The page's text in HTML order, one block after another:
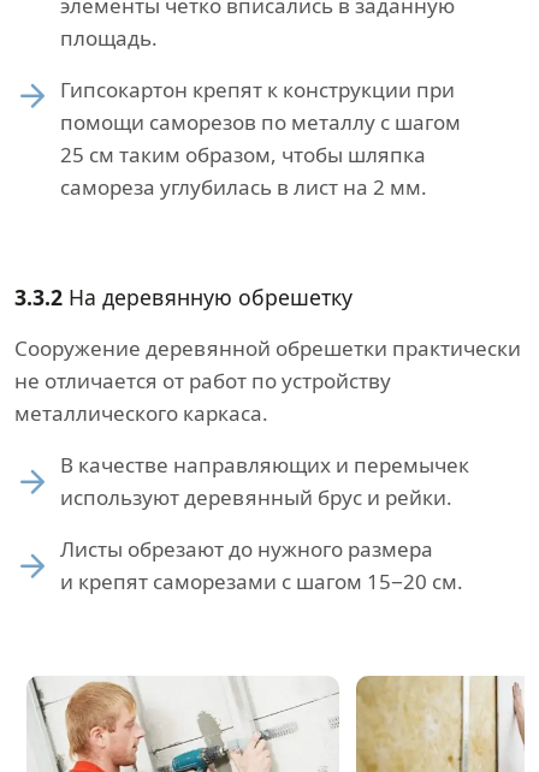
элементы четко вписались в заданную
площадь.
Гипсокартон крепят к конструкции при
помощи саморезов по металлу с шагом
25 см таким образом, чтобы шляпка
самореза углубилась в лист на 2 мм.
3.3.2 На деревянную обрешетку
Сооружение деревянной обрешетки практически
не отличается от работ по устройству
металлического каркаса.
В качестве направляющих и перемычек
используют деревянный брус и рейки.
Листы обрезают до нужного размера
и крепят саморезами с шагом 15−20 см.